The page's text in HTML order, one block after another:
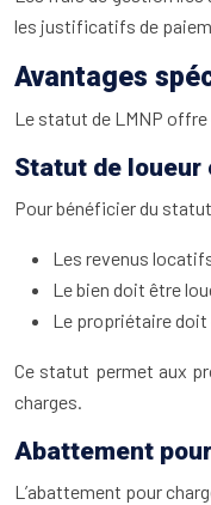
les justificatifs de
Avantages
Le statut de LMNP offre
Statut de loueur
Pour bénéficier du
Les revenus
Le bien doit être
Le propriétaire doit
Ce statut permet aux
charges.
Abattement
L’abattement pour